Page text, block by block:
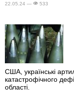
22.05.24 — 533
США, українські
катастрофічного
області.